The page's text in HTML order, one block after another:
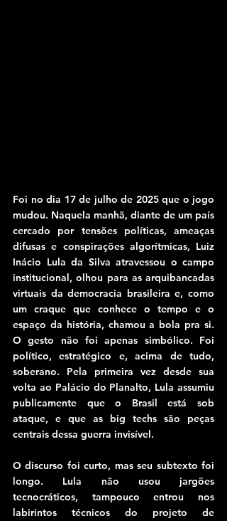
Foi no dia 17 de julho de 2025 que o jogo
mudou. Naquela manhã, diante de um país
cercado por tensões políticas, ameaças
difusas e conspirações algorítmicas, Luiz
Inácio Lula da Silva atravessou o campo
institucional, olhou para as arquibancadas
virtuais da democracia brasileira e, como
um craque que conhece o tempo e o
espaço da história, chamou a bola pra si.
O gesto não foi apenas simbólico. Foi
político, estratégico e, acima de tudo,
soberano. Pela primeira vez desde sua
volta ao Palácio do Planalto, Lula assumiu
publicamente que o Brasil está sob
ataque, e que as big techs são peças
centrais dessa guerra invisível.
O discurso foi curto, mas seu subtexto foi
longo. Lula não usou jargões
tecnocráticos, tampouco entrou nos
labirintos técnicos do projeto de